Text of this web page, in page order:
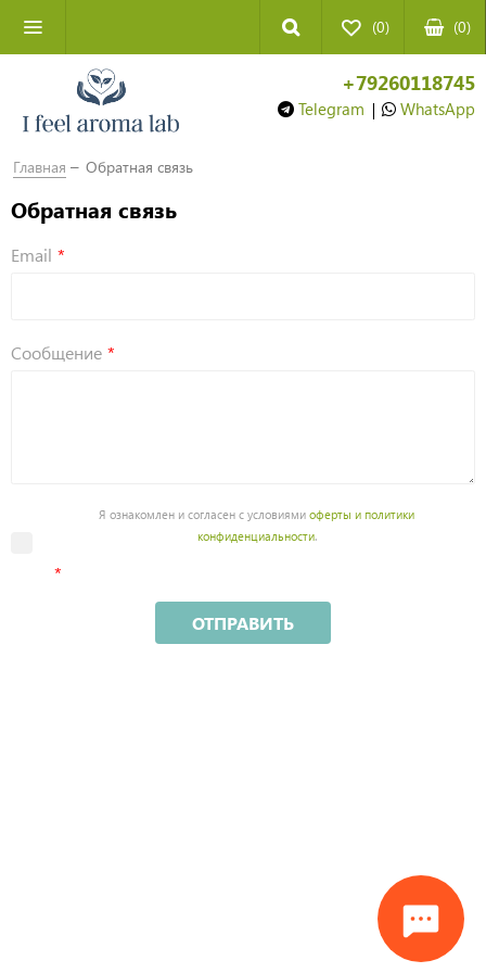
(0) (0)
+79260118745
Telegram | WhatsApp
Главная Обратная связь
Обратная связь
Email
Сообщение
Я ознакомлен и согласен с условиямиоферты и политики
конфиденциальности.
ОТПРАВИТЬ